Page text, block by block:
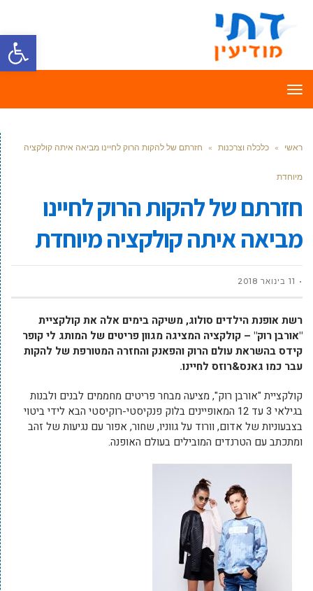
פתח
תפריט
ראשי » כלכלה וצרכנות » חזרתם של להקות הרוק לחיינו מביאה איתה קולקציה
מיוחדת
חזרתם של להקות הרוק לחיינו
מביאה איתה קולקציה מיוחדת
11 בינואר 2018
רשת אופנת הילדים סולוג, משיקה בימים אלה את קולקציית
"אורבן רוק" – קולקציה המציגה מגוון פריטים של המותג לי קופר
קידס בהשראת עולם הרוק והפאנק והחזרה המטורפת של להקות
עבר כמו גאנס&רוזס לחיינו.
קולקציית "אורבן רוק", מציעה מבחר פריטים מחממים לבנים ולבנות
בגילאי 3 עד 12 המאופיינים בלוק פנקיסטי-רוקיסטי הבא לידי ביטוי
בצבעוניות של אדום, וורוד על גווניו, שחור, אפור עם נגיעות של זהב
ומתכתב עם הטרנדים המובילים בעולם האופנה.